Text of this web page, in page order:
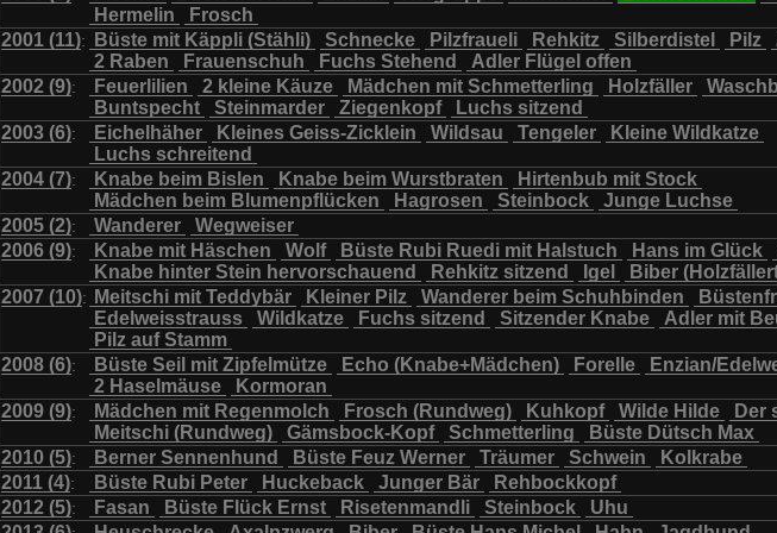
Uhu mit Jungen Waschbär
Hermelin
Frosch
2001 (11): Büste mit Käppli (Stähli) Schnecke Pilzfraueli Rehkitz Silberdistel Pilz
2 Raben
Frauenschuh Fuchs Stehend
Adler Flügel offen
2002 (9): Feuerlilien 2 kleine Käuze Mädchen mit Schmetterling Holzfäller
Buntspecht
Steinmarder Ziegenkopf
Luchs sitzend
2003 (6): Eichelhäher Kleines Geiss-Zicklein Wildsau Tengeler
Kleine Wildkatze
Luchs schreitend
2004 (7): Knabe beim Bislen Knabe beim Wurstbraten
Hirtenbub mit Stock
Mädchen beim Blumenpflücken
Hagrosen Steinbock
Junge Luchse
2005 (2): Wanderer
Wegweiser
2006 (9): Knabe mit Häschen Wolf Büste Rubi Ruedi mit Halstuch Hans im Glück
Knabe hinter Stein hervorschauend
Rehkitz sitzend Igel
Biber
2007 (10): Meitschi mit Teddybär Kleiner Pilz Wanderer beim Schuhbinden
Edelweisstrauss
Wildkatze Fuchs sitzend Sitzender Knabe
Adler mit
Pilz auf Stamm
2008 (6): Büste Seil mit Zipfelmütze Echo (Knabe+Mädchen) Forelle
Enzian/
2 Haselmäuse
Kormoran
2009 (9): Mädchen mit Regenmolch Frosch (Rundweg) Kuhkopf Wilde Hilde
Der
Meitschi (Rundweg)
Gämsbock-Kopf Schmetterling
Büste Dütsch Max
2010 (5): Berner Sennenhund Büste Feuz Werner Träumer Schwein
Kolkrabe
2011 (4): Büste Rubi Peter Huckeback Junger Bär
Rehbockkopf
2012 (5): Fasan Büste Flück Ernst Risetenmandli Steinbock
Uhu